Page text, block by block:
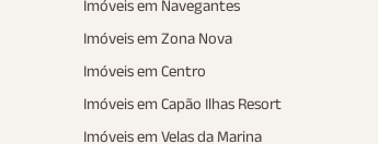
Imóveis em Navegantes
Imóveis em Zona Nova
Imóveis em Centro
Imóveis em Capão Ilhas Resort
Imóveis em Velas da Marina